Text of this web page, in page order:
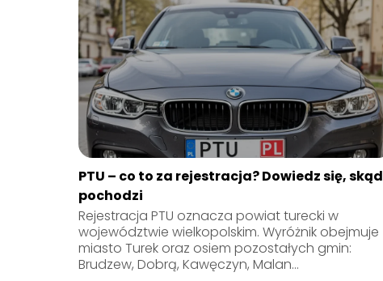
PTU – co to za rejestracja? Dowiedz się, skąd
pochodzi
Rejestracja PTU oznacza powiat turecki w
województwie wielkopolskim. Wyróżnik obejmuje
miasto Turek oraz osiem pozostałych gmin:
Brudzew, Dobrą, Kawęczyn, Malan...